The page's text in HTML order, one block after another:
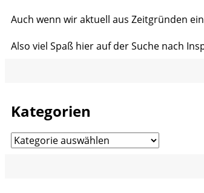
Auch wenn wir aktuell aus Zeitgründen
Also viel Spaß hier auf der Suche nach
Kategorien
Kategorien